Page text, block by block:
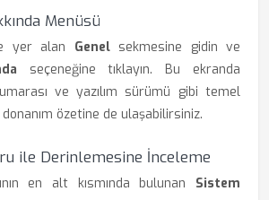
Menüsü
yer alan Genelsekmesine gidin ve
seçeneğine tıklayın. Bu ekranda
ve yazılım sürümü gibi temel
özetine de ulaşabilirsiniz.
ile Derinlemesine İnceleme
en alt kısmında bulunan Sistem